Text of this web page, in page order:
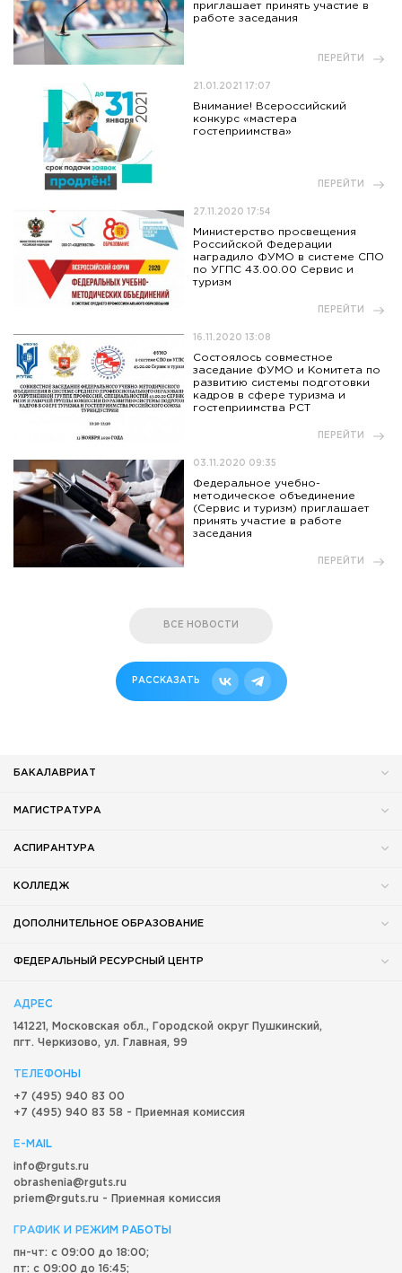
приглашает принять участие в
работе заседания
ПЕРЕЙТИ
21.01.2021 17:07
Внимание! Всероссийский
конкурс «мастера
гостеприимства»
ПЕРЕЙТИ
27.11.2020 17:54
Министерство просвещения
Российской Федерации
наградило ФУМО в системе СПО
по УГПС 43.00.00 Сервис и
туризм
ПЕРЕЙТИ
16.11.2020 13:08
Состоялось совместное
заседание ФУМО и Комитета по
развитию системы подготовки
кадров в сфере туризма и
гостеприимства РСТ
ПЕРЕЙТИ
03.11.2020 09:35
Федеральное учебно-
методическое объединение
(Сервис и туризм) приглашает
принять участие в работе
заседания
ПЕРЕЙТИ
ВСЕ НОВОСТИ
РАССКАЗАТЬ
БАКАЛАВРИАТ
МАГИСТРАТУРА
АСПИРАНТУРА
КОЛЛЕДЖ
ДОПОЛНИТЕЛЬНОЕ ОБРАЗОВАНИЕ
ФЕДЕРАЛЬНЫЙ РЕСУРСНЫЙ ЦЕНТР
АДРЕС
141221, Московская обл., Городской округ Пушкинский,
пгт. Черкизово, ул. Главная, 99
ТЕЛЕФОНЫ
+7 (495) 940 83 00
+7 (495) 940 83 58 - Приемная комиссия
E-MAIL
info@rguts.ru
obrashenia@rguts.ru
priem@rguts.ru - Приемная комиссия
ГРАФИК И РЕЖИМ РАБОТЫ
пн-чт: с 09:00 до 18:00;
пт: с 09:00 до 16:45;